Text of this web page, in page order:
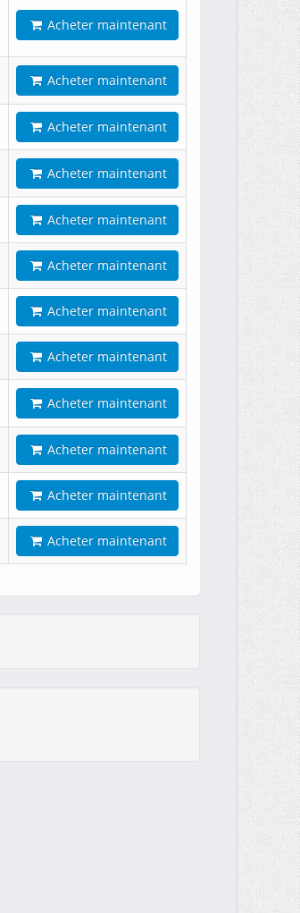
Acheter maintenant
Acheter maintenant
Acheter maintenant
Acheter maintenant
Acheter maintenant
Acheter maintenant
Acheter maintenant
Acheter maintenant
Acheter maintenant
Acheter maintenant
Acheter maintenant
Acheter maintenant